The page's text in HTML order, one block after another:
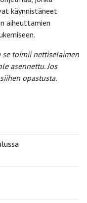
käynnistäneet
aiheuttamien
se toimii nettiselaimen
asennettu. Jos
opastusta.